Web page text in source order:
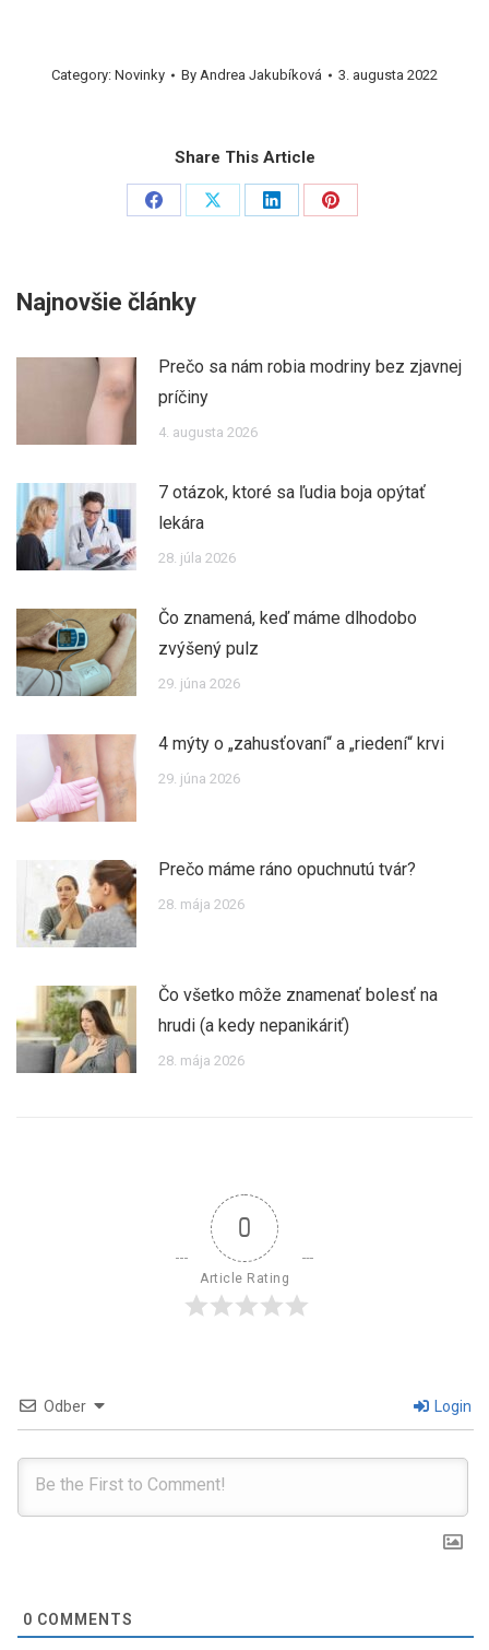
Category: Novinky By Andrea Jakubíková 3. augusta 2022
Share This Article
Share
Share
Share
Share
Najnovšie články
Prečo sa nám robia modriny bez zjavnej
príčiny
4. augusta 2026
7 otázok, ktoré sa ľudia boja opýtať
lekára
28. júla 2026
Čo znamená, keď máme dlhodobo
zvýšený pulz
29. júna 2026
4 mýty o „zahusťovaní“ a „riedení“ krvi
29. júna 2026
Prečo máme ráno opuchnutú tvár?
28. mája 2026
Čo všetko môže znamenať bolesť na
hrudi (a kedy nepanikáriť)
28. mája 2026
0
Article Rating
Odber Login
0 COMMENTS